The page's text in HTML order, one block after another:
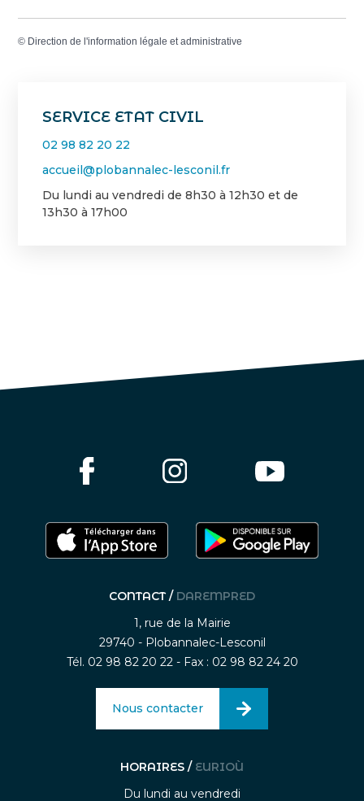
SERVICE ETAT CIVIL
02 98 82 20 22
accueil@plobannalec-lesconil.fr
Du lundi au vendredi de 8h30 à 12h30 et de
13h30 à 17h00
© Direction de l'information légale et administrative
CONTACT / DAREMPRED
1, rue de la Mairie
29740 - Plobannalec-Lesconil
Tél. 02 98 82 20 22 - Fax : 02 98 82 24 20
Nous contacter
HORAIRES / EURIOÙ
Du lundi au vendredi